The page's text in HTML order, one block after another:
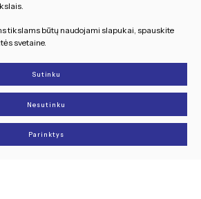
lengvieji automobiliai
veiklai viešinti
Dokumentai
Visos teisės saugomos
Slapukų parinktys
Duomenų apsauga
TEXUS
tikslams būtų naudojami slapukai, spauskite
svetaine.
Sutinku
Nesutinku
Parinktys